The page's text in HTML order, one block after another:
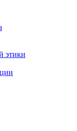
этики